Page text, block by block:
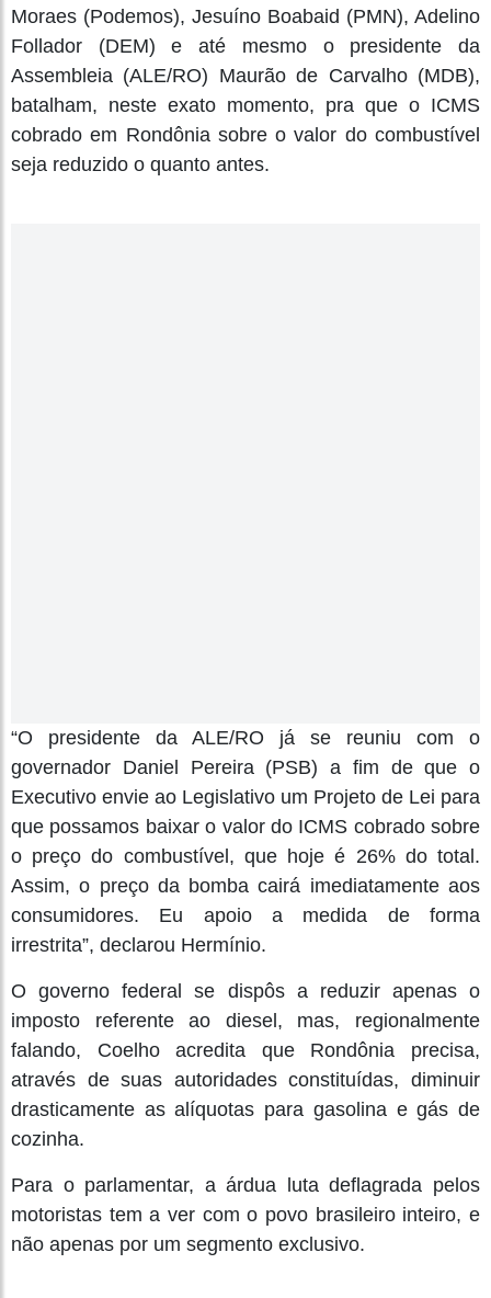
Moraes (Podemos), Jesuíno Boabaid (PMN), Adelino
Follador (DEM) e até mesmo o presidente da
Assembleia (ALE/RO) Maurão de Carvalho (MDB),
batalham, neste exato momento, pra que o ICMS
cobrado em Rondônia sobre o valor do combustível
seja reduzido o quanto antes.
“O presidente da ALE/RO já se reuniu com o
governador Daniel Pereira (PSB) a fim de que o
Executivo envie ao Legislativo um Projeto de Lei para
que possamos baixar o valor do ICMS cobrado sobre
o preço do combustível, que hoje é 26% do total.
Assim, o preço da bomba cairá imediatamente aos
consumidores. Eu apoio a medida de forma
irrestrita”, declarou Hermínio.
O governo federal se dispôs a reduzir apenas o
imposto referente ao diesel, mas, regionalmente
falando, Coelho acredita que Rondônia precisa,
através de suas autoridades constituídas, diminuir
drasticamente as alíquotas para gasolina e gás de
cozinha.
Para o parlamentar, a árdua luta deflagrada pelos
motoristas tem a ver com o povo brasileiro inteiro, e
não apenas por um segmento exclusivo.